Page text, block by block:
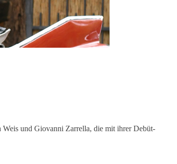
Weis und Giovanni Zarrella, die mit ihrer Debüt-